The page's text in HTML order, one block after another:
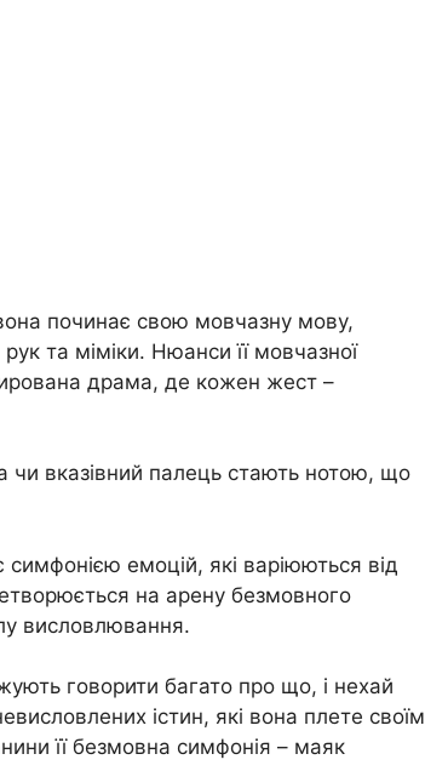
починає свою мовчазну мову,
та міміки. Нюанси її мовчазної
драма, де кожен жест –
чи вказівний палець стають нотою, що
емоцій, які варіюються від
на арену безмовного
висловлювання.
говорити багато про що, і нехай
істин, які вона плете своїм
її безмовна симфонія – маяк